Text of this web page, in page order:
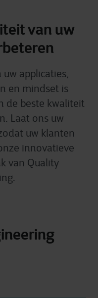
van uw
applicaties,
en mindset is
de beste kwaliteit
Laat ons uw
uw klanten
innovatieve
van Quality